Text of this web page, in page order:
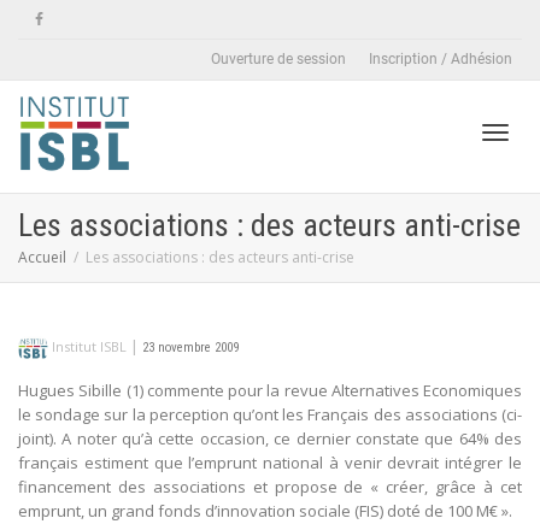
Ouverture de session Inscription / Adhésion
Les associations : des acteurs anti-crise
Accueil Les associations : des acteurs anti-crise
Institut ISBL | 23 novembre 2009
Hugues Sibille (1) commente pour la revue Alternatives Economiques
le sondage sur la perception qu’ont les Français des associations (ci-
joint). A noter qu’à cette occasion, ce dernier constate que 64% des
français estiment que l’emprunt national à venir devrait intégrer le
financement des associations et propose de « créer, grâce à cet
emprunt, un grand fonds d’innovation sociale (FIS) doté de 100 M€ ».